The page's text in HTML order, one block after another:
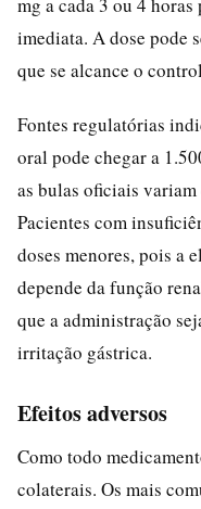
imediata. A dose pode
que se alcance o
Fontes regulatórias
oral pode chegar a
as bulas oficiais
Pacientes com
doses menores, pois a
depende da função
que a administração
irritação gástrica.
Efeitos adversos
Como todo
colaterais. Os mais